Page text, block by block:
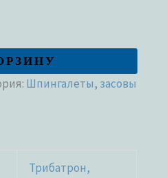
Шпингалеты, засовы
Трибатрон,